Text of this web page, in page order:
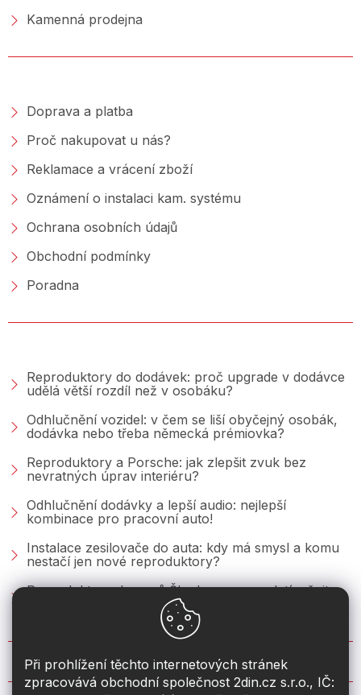
Při prohlížení těchto internetových stránek
zpracovává obchodní společnost 2din.cz s.r.o., IČ:
Kamenná prodejna
Doprava a platba
Proč nakupovat u nás?
Reklamace a vrácení zboží
Oznámení o instalaci kam. systému
Ochrana osobních údajů
Obchodní podmínky
Poradna
Reproduktory do dodávek: proč upgrade v dodávce
udělá větší rozdíl než v osobáku?
Odhlučnění vozidel: v čem se liší obyčejný osobák,
dodávka nebo třeba německá prémiovka?
Reproduktory a Porsche: jak zlepšit zvuk bez
nevratných úprav interiéru?
Odhlučnění dodávky a lepší audio: nejlepší
kombinace pro pracovní auto!
Instalace zesilovače do auta: kdy má smysl a komu
nestačí jen nové reproduktory?
Reproduktory do vozů Škoda: co se vyplatí měnit u
Fabie, Octavie a Superbu?
KONTAKT